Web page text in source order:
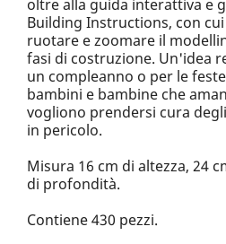
oltre alla guida interattiva e
Building Instructions, con
ruotare e zoomare il
fasi di costruzione. Un'idea
un compleanno o per le
bambini e bambine che
vogliono prendersi cura
in pericolo.
Misura 16 cm di altezza, 24
di profondità.
Contiene 430 pezzi.